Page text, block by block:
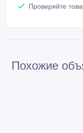
Проверяйте
Похожие